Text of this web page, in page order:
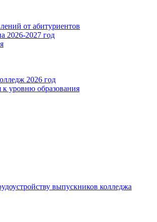
от абитуриентов
2026-2027 год
2026 год
к уровню образования
выпускников колледжа